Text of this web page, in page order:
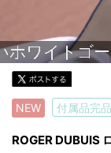
NEW 付属品完品
ROGER DUBUIS